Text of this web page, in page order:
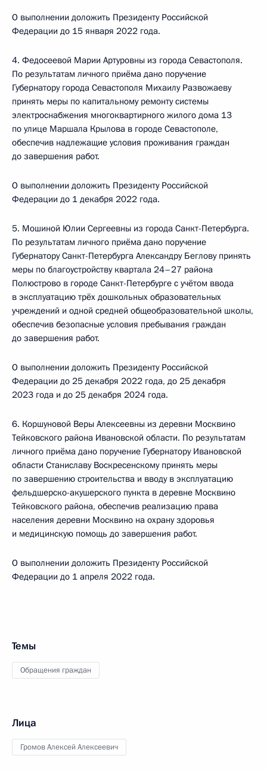
О выполнении доложить Президенту Российской
Федерации до 15 января 2022 года.
4. Федосеевой Марии Артуровны из города Севастополя.
По результатам личного приёма дано поручение
Губернатору города Севастополя Михаилу Развожаеву
принять меры по капитальному ремонту системы
электроснабжения многоквартирного жилого дома 13
по улице Маршала Крылова в городе Севастополе,
обеспечив надлежащие условия проживания граждан
до завершения работ.
О выполнении доложить Президенту Российской
Федерации до 1 декабря 2022 года.
5. Мошиной Юлии Сергеевны из города Санкт-Петербурга.
По результатам личного приёма дано поручение
Губернатору Санкт-Петербурга Александру Беглову принять
меры по благоустройству квартала 24–27 района
Полюстрово в городе Санкт-Петербурге с учётом ввода
в эксплуатацию трёх дошкольных образовательных
учреждений и одной средней общеобразовательной школы,
обеспечив безопасные условия пребывания граждан
до завершения работ.
О выполнении доложить Президенту Российской
Федерации до 25 декабря 2022 года, до 25 декабря
2023 года и до 25 декабря 2024 года.
6. Коршуновой Веры Алексеевны из деревни Москвино
Тейковского района Ивановской области. По результатам
личного приёма дано поручение Губернатору Ивановской
области Станиславу Воскресенскому принять меры
по завершению строительства и вводу в эксплуатацию
фельдшерско-акушерского пункта в деревне Москвино
Тейковского района, обеспечив реализацию права
населения деревни Москвино на охрану здоровья
и медицинскую помощь до завершения работ.
О выполнении доложить Президенту Российской
Федерации до 1 апреля 2022 года.
Темы
Обращения граждан
Лица
Громов Алексей Алексеевич